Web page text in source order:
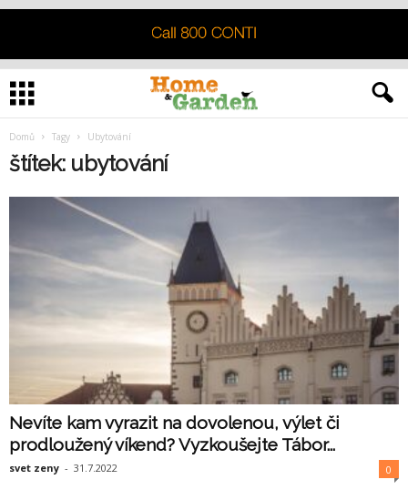
Domů Tagy Ubytování
štítek: ubytování
Nevíte kam vyrazit na dovolenou, výlet či
prodloužený víkend? Vyzkoušejte Tábor...
svet zeny - 31.7.2022 0